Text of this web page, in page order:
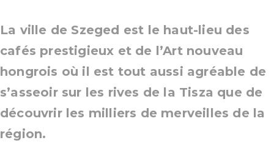
La ville de Szeged est le haut-lieu des
cafés prestigieux et de l’Art nouveau
hongrois où il est tout aussi agréable de
s’asseoir sur les rives de la Tisza que de
découvrir les milliers de merveilles de la
région.